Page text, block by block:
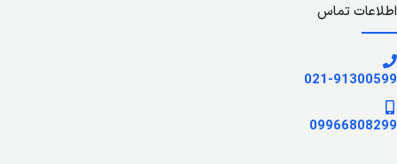
اطلاعات تماس
021-91300599
09966808299